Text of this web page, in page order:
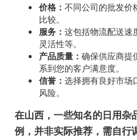
价格： 不同公司的批发价
比较。
服务： 这包括物流配送速
灵活性等。
产品质量： 确保供应商提
系到您的客户满意度。
信誉： 选择拥有良好市场
风险。
在山西，一些知名的日用杂
例，并非实际推荐，需自行